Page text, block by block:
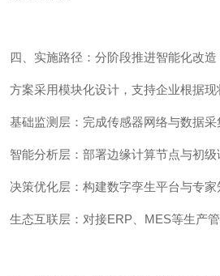
四、实施路径：分阶段推进智能化改造
方案采用模块化设计，支持企业根据现
基础监测层：完成传感器网络与数据采
智能分析层：部署边缘计算节点与初
决策优化层：构建数字孪生平台与专家
生态互联层：对接ERP MES等生产